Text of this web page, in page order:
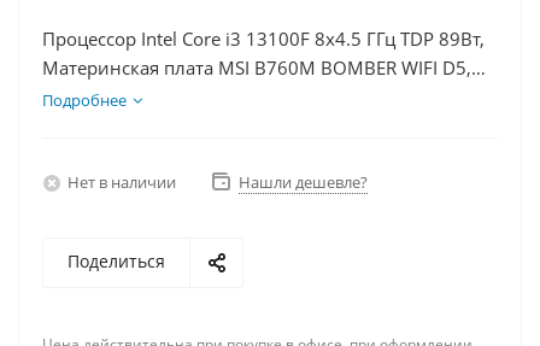
Процессор Intel Core i3 13100F 8x4.5 ГГц TDP 89Вт,
Материнская плата MSI B760M BOMBER WIFI D5,
Видеокарта RTX 5060Ti 16Гб, Память DDR5 64Gb,
Подробнее
Нет в наличии Нашли дешевле?
Поделиться